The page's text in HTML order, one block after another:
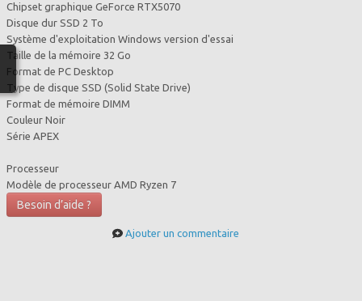
Chipset graphique GeForce RTX5070
Disque dur SSD 2 To
Système d'exploitation Windows version d'essai
Taille de la mémoire 32 Go
Format de PC Desktop
Type de disque SSD (Solid State Drive)
Format de mémoire DIMM
Couleur Noir
Série APEX
Processeur
Modèle de processeur AMD Ryzen 7
Besoin d’aide ?
Ajouter un commentaire